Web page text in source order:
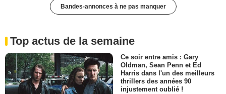
Bandes-annonces à ne pas manquer
Top actus de la semaine
Ce soir entre amis : Gary
Oldman, Sean Penn et Ed
Harris dans l'un des meilleurs
thrillers des années 90
injustement oublié !